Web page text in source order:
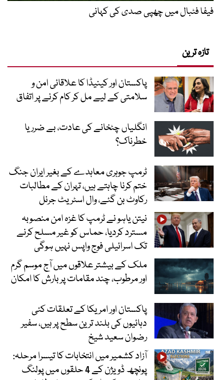
فیفا فٹبال میں چھپی صدی کی کہانی
تازہ ترین
پاکستان اور کینیڈا کا علاقائی امن و
سلامتی کے لیے مل کر کام کرنے پر اتفاق
انگلیاں چٹخانے کی عادت، بے ضرر یا
خطرناک؟
ٹرمپ جوہری معاہدے کے بغیر ایران جنگ
ختم کرنا چاہتے ہیں، تہران کے مطالبات
رکاوٹ بن گئے، وال اسٹریٹ جرنل
نیتن یاہو نے ٹرمپ کا غزہ امن منصوبہ
مسترد کردیا، حماس کو غیر مسلح کرنے
تک اسرائیلی فوج واپس نہیں ہوگی
ملک کے بیشتر علاقوں میں آج موسم گرم
اور مرطوب، چند مقامات پر بارش کا امکان
پاکستان اور امریکا کے تعلقات کئی
دہائیوں کی بلند ترین سطح پر ہیں، سفیر
رضوان سعید شیخ
آزاد کشمیر میں انتخابات کا تیسرا مرحلہ:
پونچھ ڈویژن کے 4 حلقوں میں پولنگ